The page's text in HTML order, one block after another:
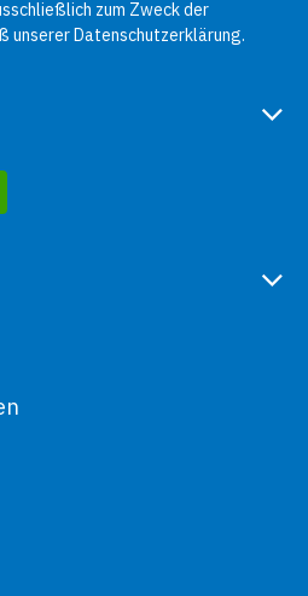
zum Zweck der
unsererDatenschutzerklärung.